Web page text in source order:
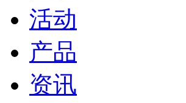
活动
产品
资讯